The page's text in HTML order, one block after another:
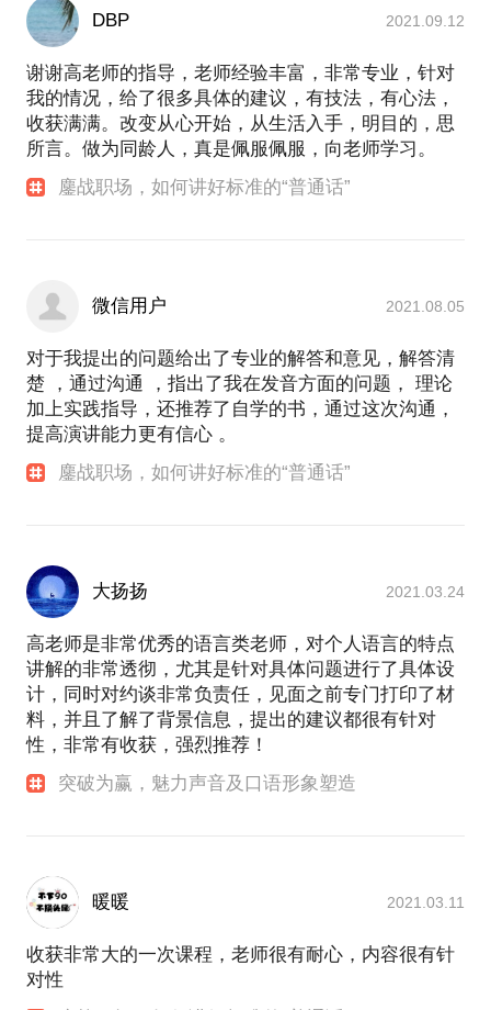
DBP 2021.09.12
谢谢高老师的指导，老师经验丰富，非常专业，针对
我的情况，给了很多具体的建议，有技法，有心法，
收获满满。改变从心开始，从生活入手，明目的，思
所言。做为同龄人，真是佩服佩服，向老师学习。
鏖战职场，如何讲好标准的“普通话”
微信用户 2021.08.05
对于我提出的问题给出了专业的解答和意见，解答清
楚 ，通过沟通 ，指出了我在发音方面的问题， 理论
加上实践指导，还推荐了自学的书，通过这次沟通，
提高演讲能力更有信心 。
鏖战职场，如何讲好标准的“普通话”
大扬扬 2021.03.24
高老师是非常优秀的语言类老师，对个人语言的特点
讲解的非常透彻，尤其是针对具体问题进行了具体设
计，同时对约谈非常负责任，见面之前专门打印了材
料，并且了解了背景信息，提出的建议都很有针对
性，非常有收获，强烈推荐！
突破为赢，魅力声音及口语形象塑造
暖暖 2021.03.11
收获非常大的一次课程，老师很有耐心，内容很有针
对性